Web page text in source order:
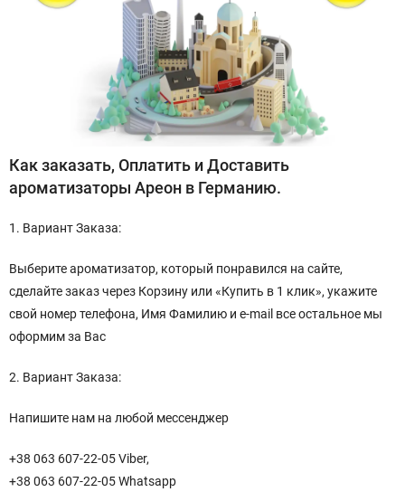
Как заказать, Оплатить и Доставить
ароматизаторы Ареон в Германию.
1. Вариант Заказа:
Выберите ароматизатор, который понравился на сайте,
сделайте заказ через Корзину или «Купить в 1 клик», укажите
свой номер телефона, Имя Фамилию и e-mail все остальное мы
оформим за Вас
2. Вариант Заказа:
Напишите нам на любой мессенджер
+38 063 607-22-05 Viber,
+38 063 607-22-05 Whatsapp